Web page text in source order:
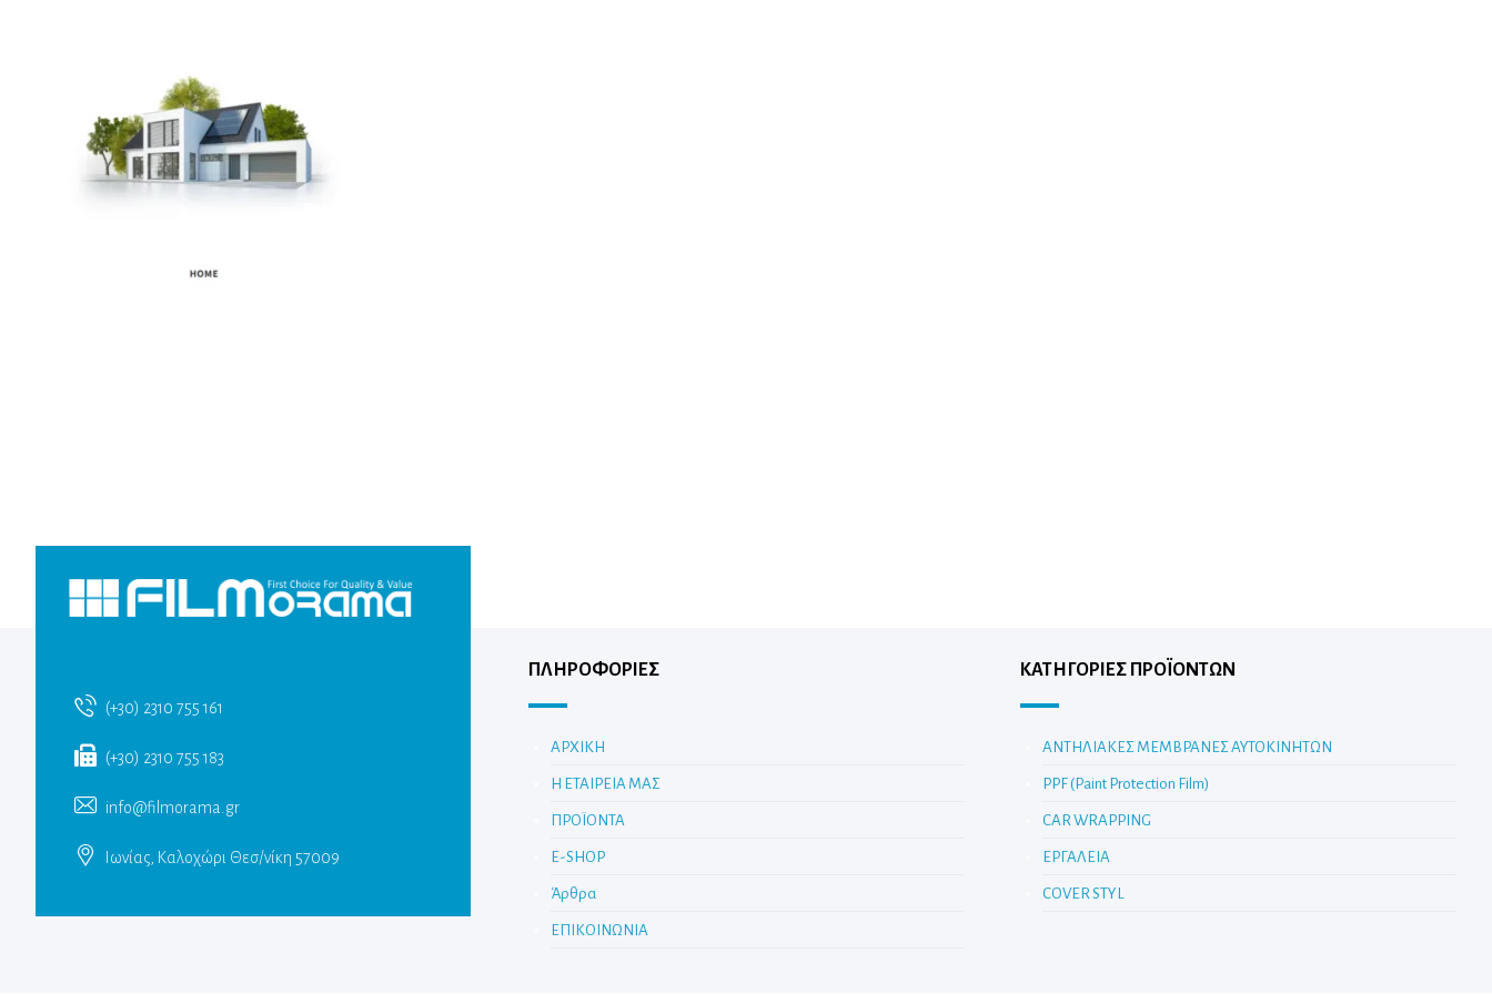
(+30) 2310 755 161
(+30) 2310 755 183
info@filmorama.gr
Ιωνίας, Καλοχώρι Θεσ/νίκη 57009
ΠΛΗΡΟΦΟΡΙΕΣ
ΑΡΧΙΚΗ
Η ΕΤΑΙΡΕΙΑ ΜΑΣ
ΠΡΟΪΟΝΤΑ
E-SHOP
Άρθρα
ΕΠΙΚΟΙΝΩΝΙΑ
ΚΑΤΗΓΟΡΊΕΣ ΠΡΟΪΌΝΤΩΝ
ΑΝΤΗΛΙΑΚΕΣ ΜΕΜΒΡΑΝΕΣ ΑΥΤΟΚΙΝΗΤΩΝ
PPF (Paint Protection Film)
CAR WRAPPING
ΕΡΓΑΛΕΙΑ
COVER STYL